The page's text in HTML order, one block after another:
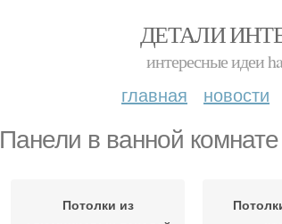
ДЕТАЛИ
интересные идеи
главная новости
Панели в ванной комнате
Потолки из